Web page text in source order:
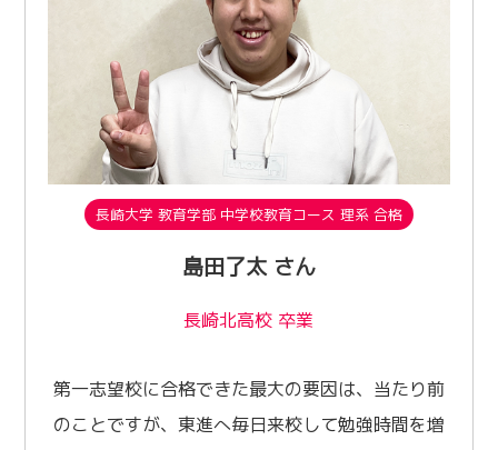
長崎大学 教育学部 中学校教育コース 理系 合格
島田了太 さん
長崎北高校 卒業
第一志望校に合格できた最大の要因は、当たり前
のことですが、東進へ毎日来校して勉強時間を増